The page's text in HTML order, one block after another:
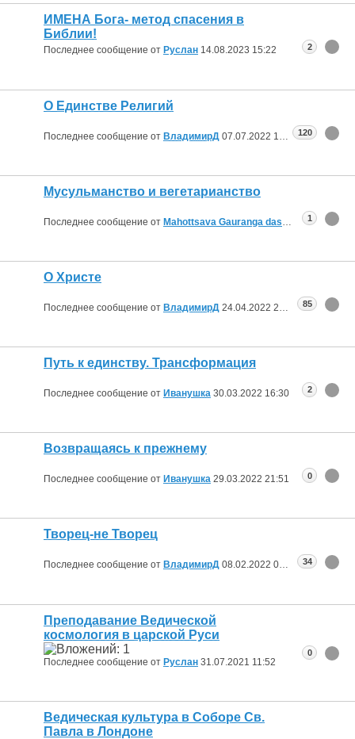
ИМЕНА Бога- метод спасения в
Библии!
Последнее сообщение от Руслан 14.08.2023 15:22 2
О Единстве Религий
Последнее сообщение от ВладимирД 07.07.2022 14:37 120
Мусульманство и вегетарианство
Последнее сообщение от Mahottsava Gauranga das 02.07.2022
1
О Христе
Последнее сообщение от ВладимирД 24.04.2022 23:06 85
Путь к единству. Трансформация
Последнее сообщение от Иванушка 30.03.2022 16:30 2
Возвращаясь к прежнему
Последнее сообщение от Иванушка 29.03.2022 21:51 0
Творец-не Творец
Последнее сообщение от ВладимирД 08.02.2022 00:14 34
Преподавание Ведической
космология в царской Руси
Последнее сообщение от Руслан 31.07.2021 11:52
0
Ведическая культура в Соборе Св.
Павла в Лондоне